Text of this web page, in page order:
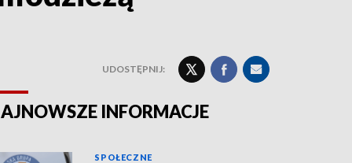
UDOSTĘPNIJ:
INFORMACJE
SPOŁECZNE